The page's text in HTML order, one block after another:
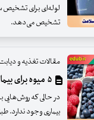
لوله‌ای برای تشخیص
تشخیص می‌دهد.
مقالات تغذیه و
در حالی که روش‌هایی
بیماری وجود ندارد.